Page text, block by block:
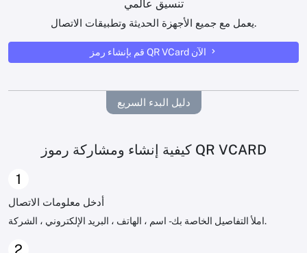
تنسيق عالمي
يعمل مع جميع الأجهزة الحديثة وتطبيقات الاتصال.
دليل البدء السريع
كيفية إنشاء ومشاركة رموز QR VCARD
1
أدخل معلومات الاتصال
املأ التفاصيل الخاصة بك - اسم ، الهاتف ، البريد الإلكتروني ، الشركة.
2